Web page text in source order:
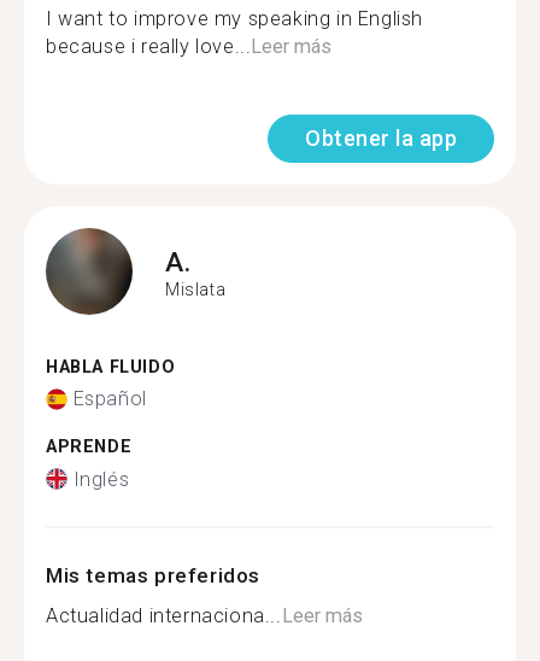
I want to improve my speaking in English
because i really love... Leer más
Obtener la app
A.
Mislata
HABLA FLUIDO
Español
APRENDE
Inglés
Mis temas preferidos
Actualidad internaciona... Leer más